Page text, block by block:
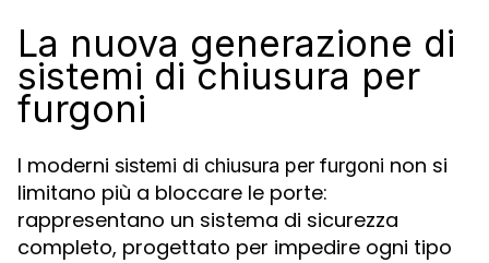
La nuova generazione di
sistemi di chiusura per
furgoni
I moderni sistemi di chiusura per furgoni non si
limitano più a bloccare le porte:
rappresentano un sistema di sicurezza
completo, progettato per impedire ogni tipo